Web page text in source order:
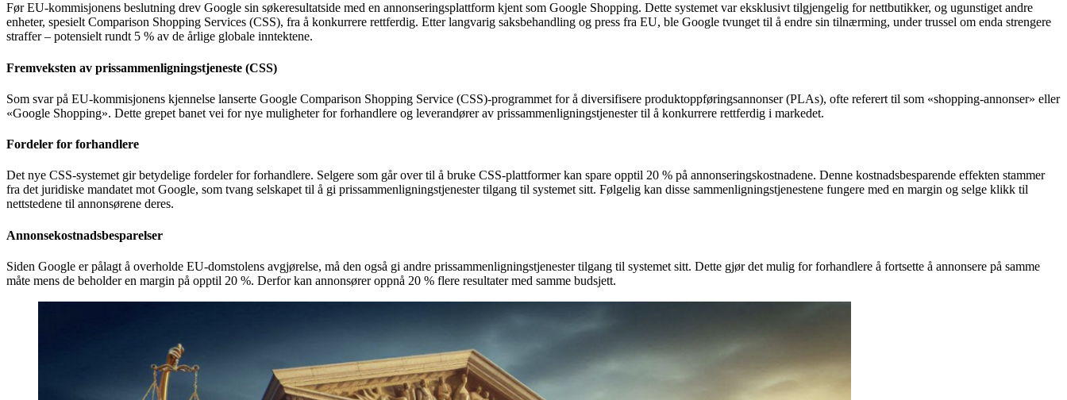
Før EU-kommisjonens beslutning drev Google sin søkeresultatside med en annonseringsplattform kjent som Google Shopping. Dette systemet var eksklusivt tilgjengelig for nettbutikker, og ugunstiget andre
enheter, spesielt Comparison Shopping Services (CSS), fra å konkurrere rettferdig. Etter langvarig saksbehandling og press fra EU, ble Google tvunget til å endre sin tilnærming, under trussel om enda strengere
straffer – potensielt rundt 5 % av de årlige globale inntektene.
Fremveksten av prissammenligningstjeneste (CSS)
Som svar på EU-kommisjonens kjennelse lanserte Google Comparison Shopping Service (CSS)-programmet for å diversifisere produktoppføringsannonser (PLAs), ofte referert til som «shopping-annonser» eller
«Google Shopping». Dette grepet banet vei for nye muligheter for forhandlere og leverandører av prissammenligningstjenester til å konkurrere rettferdig i markedet.
Fordeler for forhandlere
Det nye CSS-systemet gir betydelige fordeler for forhandlere. Selgere som går over til å bruke CSS-plattformer kan spare opptil 20 % på annonseringskostnadene. Denne kostnadsbesparende effekten stammer
fra det juridiske mandatet mot Google, som tvang selskapet til å gi prissammenligningstjenester tilgang til systemet sitt. Følgelig kan disse sammenligningstjenestene fungere med en margin og selge klikk til
nettstedene til annonsørene deres.
Annonsekostnadsbesparelser
Siden Google er pålagt å overholde EU-domstolens avgjørelse, må den også gi andre prissammenligningstjenester tilgang til systemet sitt. Dette gjør det mulig for forhandlere å fortsette å annonsere på samme
måte mens de beholder en margin på opptil 20 %. Derfor kan annonsører oppnå 20 % flere resultater med samme budsjett.